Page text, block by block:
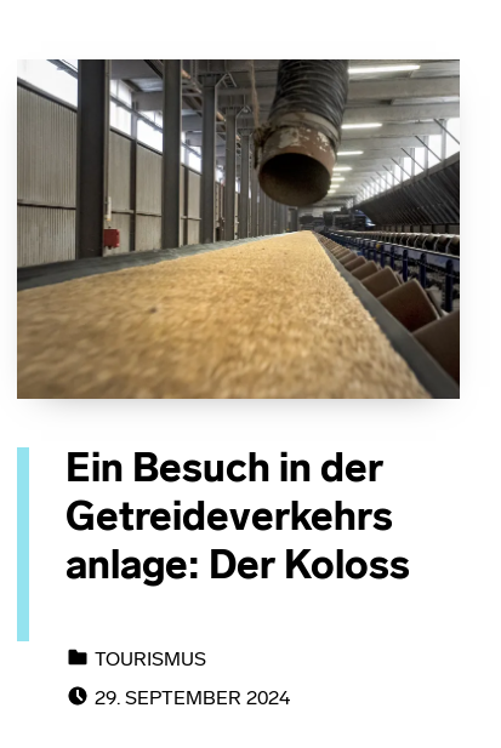
Ein Besuch in der
Getreideverkehrs
anlage: Der Koloss
TOURISMUS
29. SEPTEMBER 2024